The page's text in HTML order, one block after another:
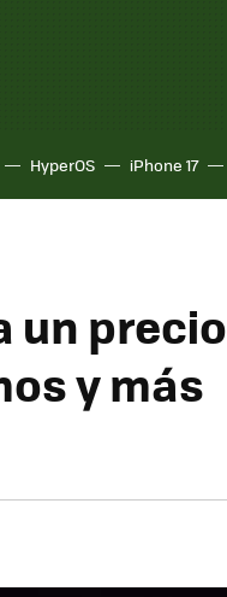
HyperOS iPhone 17
un precio
y más